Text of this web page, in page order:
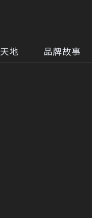
地 品牌故事